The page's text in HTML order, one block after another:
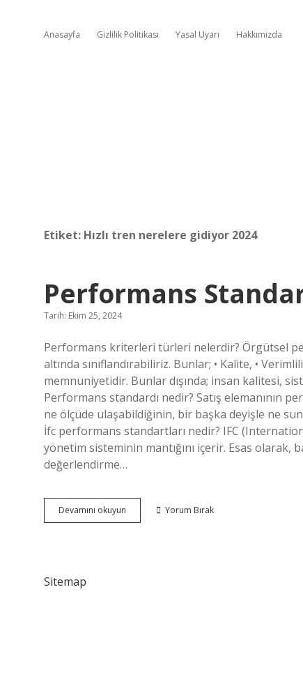
Anasayfa Gizlilik Politikası Yasal Uyarı Hakkımızda
Etiket: Hızlı tren nerelere gidiyor 2024
Performans
Tarih: Ekim 25, 2024
Performans kriterleri türleri nelerdir? Örgütsel
altında sınıflandırabiliriz. Bunlar; • Kalite, •
memnuniyetidir. Bunlar dışında; insan kalitesi,
Performans standardı nedir? Satış elemanının
ne ölçüde ulaşabildiğinin, bir başka deyişle ne
İfc performans standartları nedir? IFC
yönetim sisteminin mantığını içerir. Esas
değerlendirme…
Devamını okuyun Performans
Standartları
Yorum Bırak
Sitemap